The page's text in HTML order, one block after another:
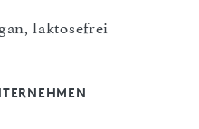
laktosefrei